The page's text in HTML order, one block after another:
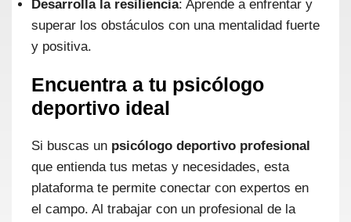
Desarrolla la resiliencia: Aprende a enfrentar y
superar los obstáculos con una mentalidad fuerte
y positiva.
Encuentra a tu psicólogo
deportivo ideal
Si buscas un psicólogo deportivo profesional
que entienda tus metas y necesidades, esta
plataforma te permite conectar con expertos en
el campo. Al trabajar con un profesional de la